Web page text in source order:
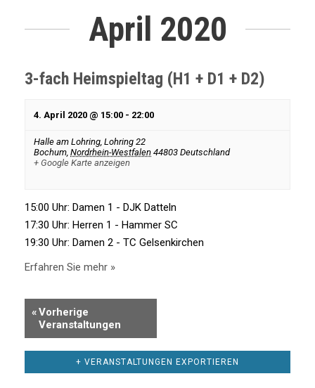
April 2020
3-fach Heimspieltag (H1 + D1 + D2)
4. April 2020 @ 15:00 - 22:00
Halle am Lohring, Lohring 22
Bochum Nordrhein-Westfalen 44803 Deutschland
+ Google Karte anzeigen
15:00 Uhr: Damen 1 - DJK Datteln
17:30 Uhr: Herren 1 - Hammer SC
19:30 Uhr: Damen 2 - TC Gelsenkirchen
Erfahren Sie mehr »
«Vorherige
Veranstaltungen
+ VERANSTALTUNGEN EXPORTIEREN